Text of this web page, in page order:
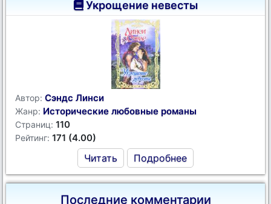
Укрощение невесты
Автор: Сэндс Линси
Жанр: Исторические любовные романы
Страниц: 110
Рейтинг: 171 (4.00)
Читать Подробнее
Последние комментарии